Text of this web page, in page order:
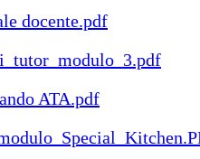
docente.pdf
ATA.pdf